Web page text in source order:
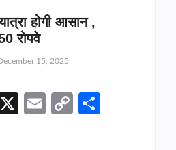
होगी आसान ,
रोपवे
15, 2025
Telegram
X EmailCopy